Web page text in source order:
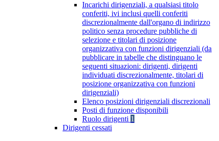
Incarichi dirigenziali, a qualsiasi titolo
conferiti, ivi inclusi quelli conferiti
discrezionalmente dall'organo di indirizzo
politico senza procedure pubbliche di
selezione e titolari di posizione
organizzativa con funzioni dirigenziali (da
pubblicare in tabelle che distinguano le
seguenti situazioni: dirigenti, dirigenti
individuati discrezionalmente, titolari di
posizione organizzativa con funzioni
dirigenziali)
Elenco posizioni dirigenziali discrezionali
Posti di funzione disponibili
Ruolo dirigenti 1
Dirigenti cessati